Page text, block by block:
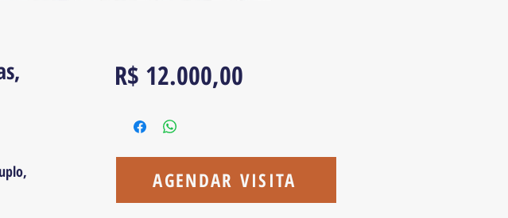
R$ 12.000,00Preço
AGENDAR VISITA